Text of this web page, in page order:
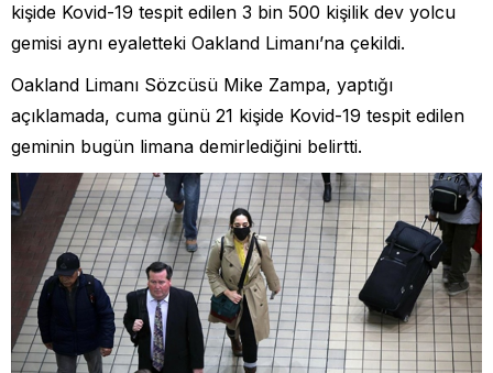
kişide Kovid-19 tespit edilen 3 bin 500 kişilik dev yolcu
gemisi aynı eyaletteki Oakland Limanı’na çekildi.
Oakland Limanı Sözcüsü Mike Zampa, yaptığı
açıklamada, cuma günü 21 kişide Kovid-19 tespit edilen
geminin bugün limana demirlediğini belirtti.